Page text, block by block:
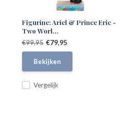
Figurine: Ariel & Prince Eric -
Two Worl...
Vergelijk
€99,95 €79,95
Bekijken